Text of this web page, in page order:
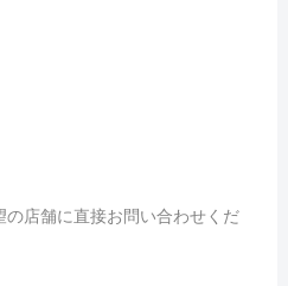
店舗に直接お問い合わせくだ